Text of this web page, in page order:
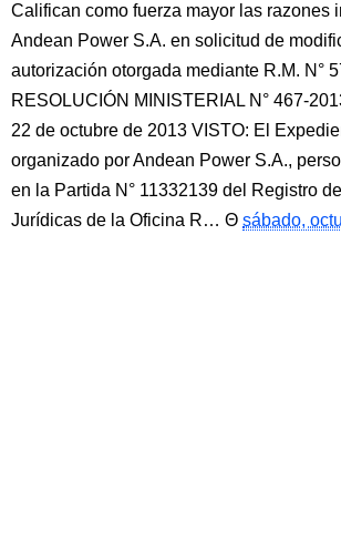
Califican como fuerza mayor las razones
Andean Power S.A. en solicitud de
autorización otorgada mediante R.M. N°
RESOLUCIÓN MINISTERIAL N° 467-
22 de octubre de 2013 VISTO: El
organizado por Andean Power S.A.,
en la Partida N° 11332139 del Registro
Jurídicas de la Oficina R…
sábado,